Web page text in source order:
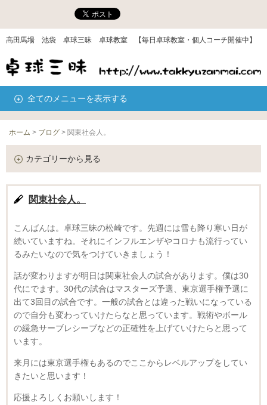
高田馬場 池袋 卓球三昧 卓球教室 【毎日卓球教室・個人コーチ開催中】
全てのメニューを表示する
ホーム > ブログ > 関東社会人。
カテゴリーから見る
関東社会人。
こんばんは。卓球三昧の松崎です。先週には雪も降り寒い日が
続いていますね。それにインフルエンザやコロナも流行ってい
るみたいなので気をつけていきましょう！
話が変わりますが明日は関東社会人の試合があります。僕は30
代にでます。30代の試合はマスターズ予選、東京選手権予選に
出て3回目の試合です。一般の試合とは違った戦いになっている
ので自分も変わっていけたらなと思っています。戦術やボール
の緩急サーブレシーブなどの正確性を上げていけたらと思って
います。
来月には東京選手権もあるのでここからレベルアップをしてい
きたいと思います！
応援よろしくお願いします！